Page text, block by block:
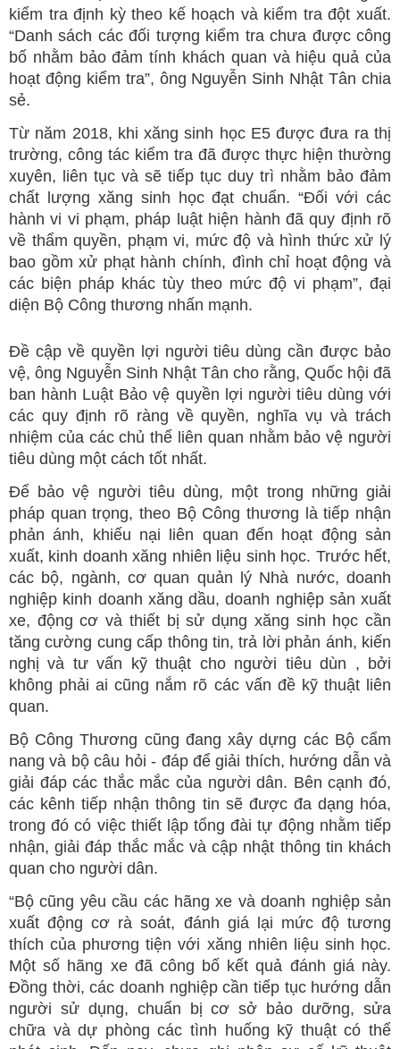
kiểm tra định kỳ theo kế hoạch và kiểm tra đột xuất.
“Danh sách các đối tượng kiểm tra chưa được công
bố nhằm bảo đảm tính khách quan và hiệu quả của
hoạt động kiểm tra”, ông Nguyễn Sinh Nhật Tân chia
sẻ.
Từ năm 2018, khi xăng sinh học E5 được đưa ra thị
trường, công tác kiểm tra đã được thực hiện thường
xuyên, liên tục và sẽ tiếp tục duy trì nhằm bảo đảm
chất lượng xăng sinh học đạt chuẩn. “Đối với các
hành vi vi phạm, pháp luật hiện hành đã quy định rõ
về thẩm quyền, phạm vi, mức độ và hình thức xử lý
bao gồm xử phạt hành chính, đình chỉ hoạt động và
các biện pháp khác tùy theo mức độ vi phạm”, đại
diện Bộ Công thương nhấn mạnh.
Đề cập về quyền lợi người tiêu dùng cần được bảo
vệ, ông Nguyễn Sinh Nhật Tân cho rằng, Quốc hội đã
ban hành Luật Bảo vệ quyền lợi người tiêu dùng với
các quy định rõ ràng về quyền, nghĩa vụ và trách
nhiệm của các chủ thể liên quan nhằm bảo vệ người
tiêu dùng một cách tốt nhất.
Để bảo vệ người tiêu dùng, một trong những giải
pháp quan trọng, theo Bộ Công thương là tiếp nhận
phản ánh, khiếu nại liên quan đến hoạt động sản
xuất, kinh doanh xăng nhiên liệu sinh học. Trước hết,
các bộ, ngành, cơ quan quản lý Nhà nước, doanh
nghiệp kinh doanh xăng dầu, doanh nghiệp sản xuất
xe, động cơ và thiết bị sử dụng xăng sinh học cần
tăng cường cung cấp thông tin, trả lời phản ánh, kiến
nghị và tư vấn kỹ thuật cho người tiêu dùn , bởi
không phải ai cũng nắm rõ các vấn đề kỹ thuật liên
quan.
Bộ Công Thương cũng đang xây dựng các Bộ cẩm
nang và bộ câu hỏi - đáp để giải thích, hướng dẫn và
giải đáp các thắc mắc của người dân. Bên cạnh đó,
các kênh tiếp nhận thông tin sẽ được đa dạng hóa,
trong đó có việc thiết lập tổng đài tự động nhằm tiếp
nhận, giải đáp thắc mắc và cập nhật thông tin khách
quan cho người dân.
“Bộ cũng yêu cầu các hãng xe và doanh nghiệp sản
xuất động cơ rà soát, đánh giá lại mức độ tương
thích của phương tiện với xăng nhiên liệu sinh học.
Một số hãng xe đã công bố kết quả đánh giá này.
Đồng thời, các doanh nghiệp cần tiếp tục hướng dẫn
người sử dụng, chuẩn bị cơ sở bảo dưỡng, sửa
chữa và dự phòng các tình huống kỹ thuật có thể